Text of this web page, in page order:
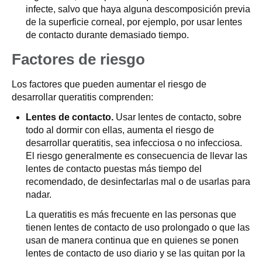
infecte, salvo que haya alguna descomposición previa
de la superficie corneal, por ejemplo, por usar lentes
de contacto durante demasiado tiempo.
Factores de riesgo
Los factores que pueden aumentar el riesgo de
desarrollar queratitis comprenden:
Lentes de contacto. Usar lentes de contacto, sobre
todo al dormir con ellas, aumenta el riesgo de
desarrollar queratitis, sea infecciosa o no infecciosa.
El riesgo generalmente es consecuencia de llevar las
lentes de contacto puestas más tiempo del
recomendado, de desinfectarlas mal o de usarlas para
nadar.
La queratitis es más frecuente en las personas que
tienen lentes de contacto de uso prolongado o que las
usan de manera continua que en quienes se ponen
lentes de contacto de uso diario y se las quitan por la